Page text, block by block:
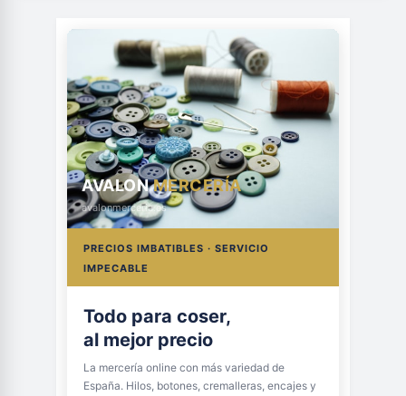
AVALONMERCERÍA
avalonmerceria.es
PRECIOS IMBATIBLES · SERVICIO
IMPECABLE
Todo para coser,
al mejor precio
La mercería online con más variedad de
España. Hilos, botones, cremalleras, encajes y